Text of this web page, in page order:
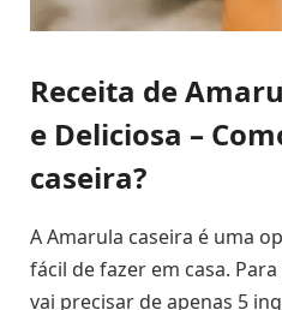
Receita de
e Deliciosa –
caseira?
A Amarula caseira é uma
fácil de fazer em casa.
vai precisar de apenas 5